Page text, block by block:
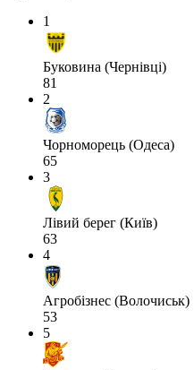
1
Буковина (Чернівці)
81
2
Чорноморець (Одеса)
65
3
Лівий берег (Київ)
63
4
Агробізнес (Волочиськ)
53
5